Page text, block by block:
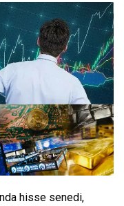
hisse senedi,